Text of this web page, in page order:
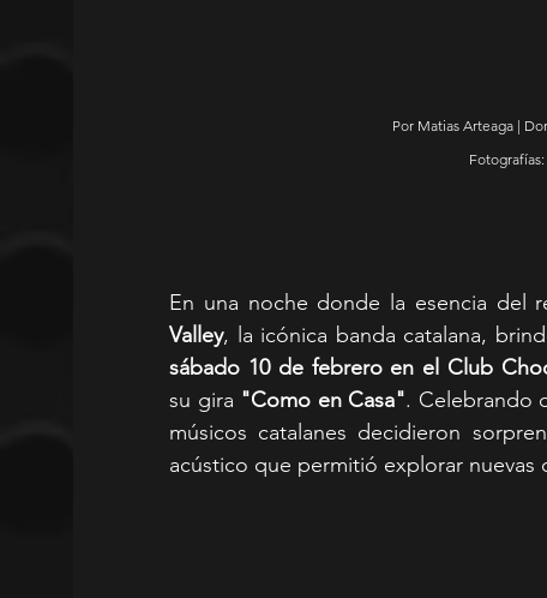
Por Matias Arteaga |
En una noche donde la esencia del
Valley
sábado 10 de febrero en el Club
su gira "Como en Casa". Celebrando
músicos catalanes decidieron
acústico que permitió explorar